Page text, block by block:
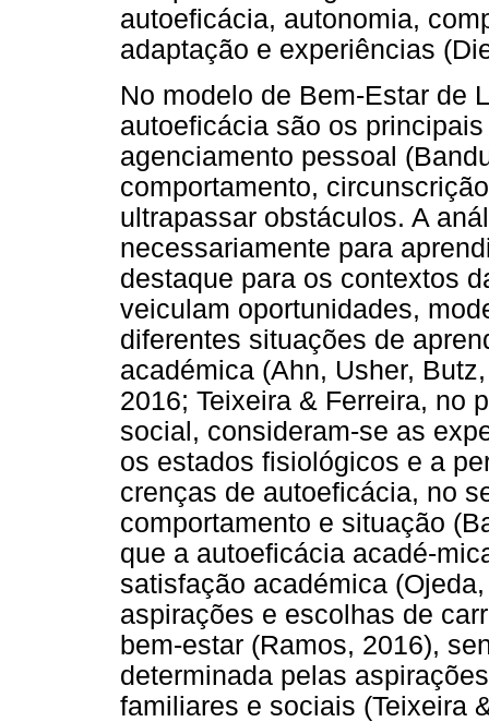
autoeficácia, autonomia,
adaptação e experiências
No modelo de Bem-Estar de
autoeficácia são os
agenciamento pessoal
comportamento,
ultrapassar obstáculos. A
necessariamente para
destaque para os contextos
veiculam oportunidades,
diferentes situações de
académica (Ahn, Usher,
2016; Teixeira & Ferreira, no
social, consideram-se as
os estados fisiológicos e a
crenças de autoeficácia, no
comportamento e situação
que a autoeficácia acadé-
satisfação académica
aspirações e escolhas de
bem-estar (Ramos, 2016),
determinada pelas
familiares e sociais (Teixeira